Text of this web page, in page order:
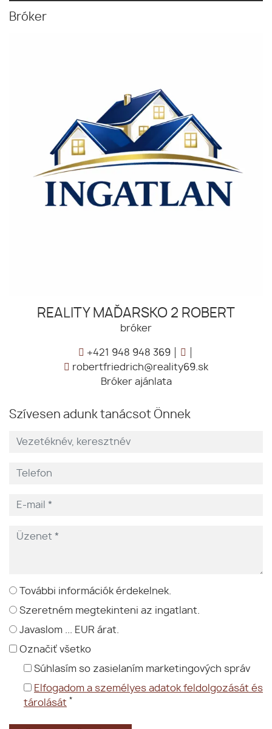
Bróker
REALITY MAĎARSKO 2 ROBERT
bróker
+421 948 948 369
robertfriedrich@reality69.sk
Bróker ajánlata
Szívesen adunk tanácsot Önnek
További információk érdekelnek.
Szeretném megtekinteni az ingatlant.
Javaslom ... EUR árat.
Označiť všetko
Súhlasím so zasielaním marketingových správ
Elfogadom a személyes adatok feldolgozását és
tárolását *